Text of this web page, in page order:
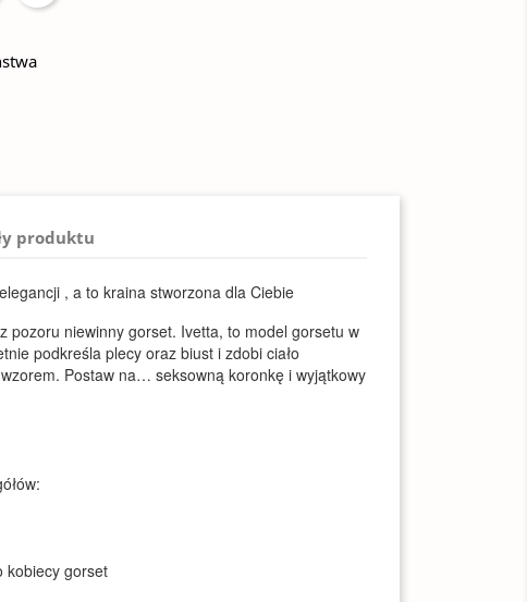
produktu
, a to kraina stworzona dla Ciebie
pozoru niewinny gorset. Ivetta, to model gorsetu w
podkreśla plecy oraz biust i zdobi ciało
Postaw na… seksowną koronkę i wyjątkowy
kobiecy gorset